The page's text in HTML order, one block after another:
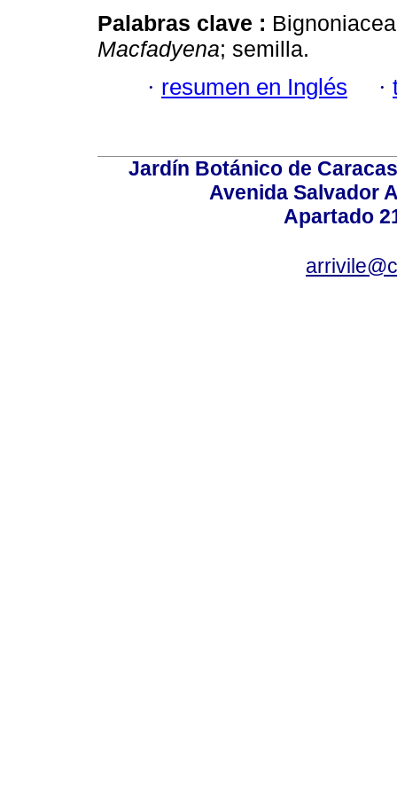
Palabras clave :
Macfadyena; semilla.
· resumen en Inglés ·
Jardín Botánico de
Avenida Salvador
Apartado